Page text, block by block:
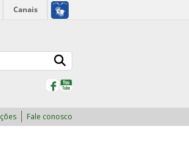
Canais
Facebook
Fale conosco